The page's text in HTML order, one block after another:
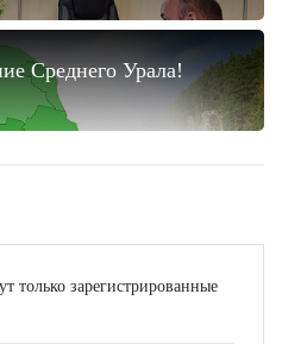
Среднего Урала!
только зарегистрированные